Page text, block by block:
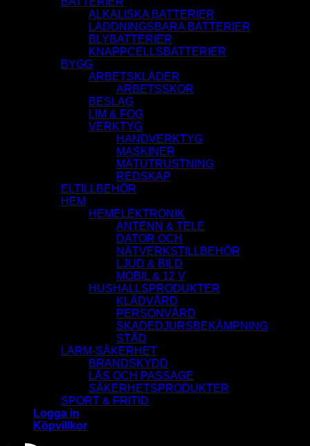
ALKALISKA BATTERIER
LADDNINGSBARA BATTERIER
BLYBATTERIER
KNAPPCELLSBATTERIER
BYGG
ARBETSKLÄDER
ARBETSSKOR
BESLAG
LIM & FOG
VERKTYG
HANDVERKTYG
MASKINER
MÄTUTRUSTNING
REDSKAP
ELTILLBEHÖR
HEM
HEMELEKTRONIK
ANTENN & TELE
DATOR OCH
NÄTVERKSTILLBEHÖR
LJUD & BILD
MOBIL & 12 V
HUSHALLSPRODUKTER
KLÄDVÅRD
PERSONVÅRD
SKADEDJURSBEKÄMPNING
STÄD
LARM-SÄKERHET
BRANDSKYDD
LÅS OCH PASSAGE
SÄKERHETSPRODUKTER
SPORT & FRITID
Logga in
Köpvillkor